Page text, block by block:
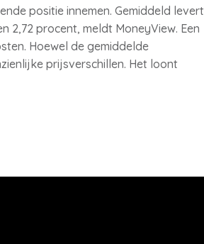
positie innemen. Gemiddeld levert
procent, meldt MoneyView. Een
Hoewel de gemiddelde
prijsverschillen. Het loont